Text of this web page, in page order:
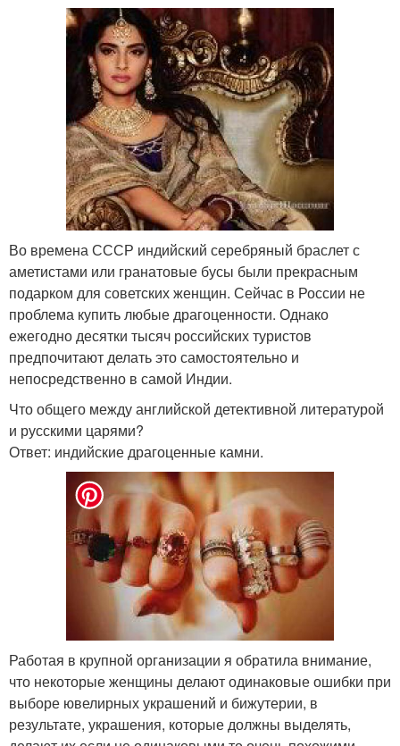
Во времена СССР индийский серебряный браслет с
аметистами или гранатовые бусы были прекрасным
подарком для советских женщин. Сейчас в России не
проблема купить любые драгоценности. Однако
ежегодно десятки тысяч российских туристов
предпочитают делать это самостоятельно и
непосредственно в самой Индии.
Что общего между английской детективной литературой
и русскими царями?
Ответ: индийские драгоценные камни.
Работая в крупной организации я обратила внимание,
что некоторые женщины делают одинаковые ошибки при
выборе ювелирных украшений и бижутерии, в
результате, украшения, которые должны выделять,